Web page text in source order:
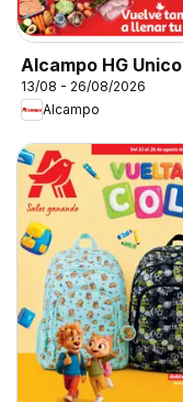
Alcampo HG Unico
13/08 - 26/08/2026
Alcampo